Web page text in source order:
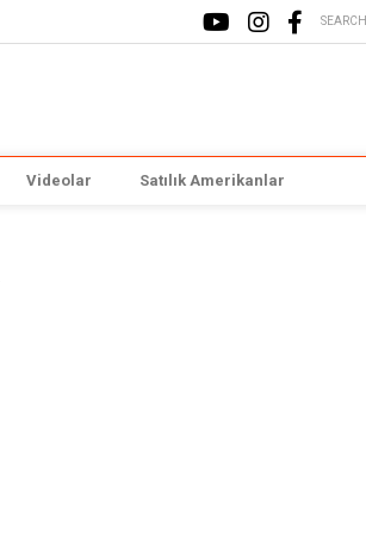
SEARCH
Videolar Satılık Amerikanlar